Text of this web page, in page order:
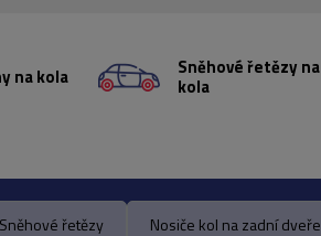
na kola Sněhové řetězy na
kola
Sněhové řetězy Nosiče kol na zadní dveře